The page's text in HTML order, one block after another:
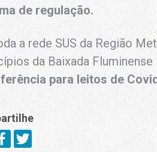
de regulação.
a rede SUS da Região
da Baixada Fluminense
para leitos de